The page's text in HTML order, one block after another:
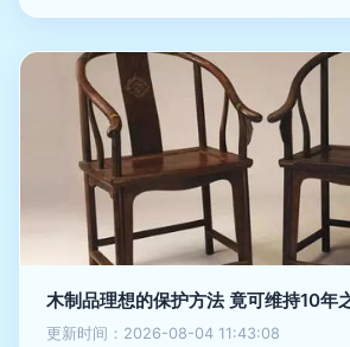
木制品理想的保护方法 竟可维持10年
更新时间：2026-08-04 11:43:08